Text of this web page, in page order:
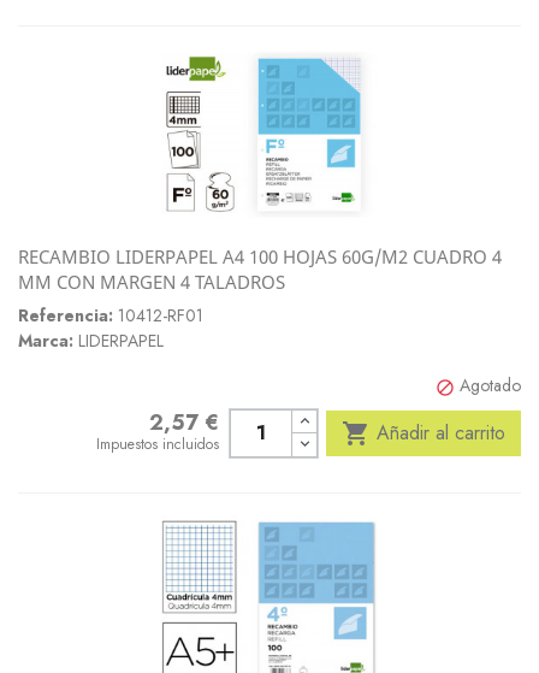
RECAMBIO LIDERPAPEL A4 100 HOJAS 60G/M2 CUADRO 4
MM CON MARGEN 4 TALADROS
Referencia: 10412-RF01
Marca: LIDERPAPEL
 Agotado
2,57 €
Impuestos incluidos  Añadir al carrito